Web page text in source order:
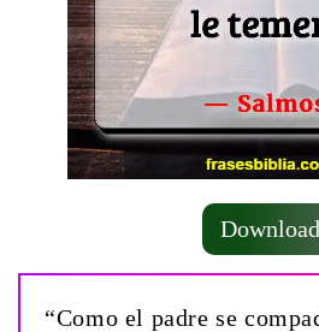
Download
“Como el padre se